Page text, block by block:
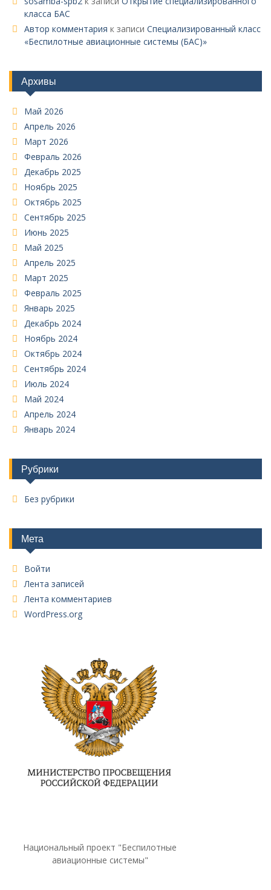
класса БАС
Автор комментария к записи Специализированный класс
«Беспилотные авиационные системы (БАС)»
Архивы
Май 2026
Апрель 2026
Март 2026
Февраль 2026
Декабрь 2025
Ноябрь 2025
Октябрь 2025
Сентябрь 2025
Июнь 2025
Май 2025
Апрель 2025
Март 2025
Февраль 2025
Январь 2025
Декабрь 2024
Ноябрь 2024
Октябрь 2024
Сентябрь 2024
Июль 2024
Май 2024
Апрель 2024
Январь 2024
Рубрики
Без рубрики
Мета
Войти
Лента записей
Лента комментариев
WordPress.org
Национальный проект "Беспилотные
авиационные системы"